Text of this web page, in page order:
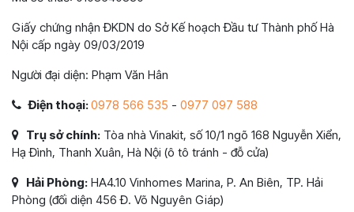
Giấy chứng nhận ĐKDN do Sở Kế hoạch Đầu tư Thành phố Hà
Nội cấp ngày 09/03/2019
Người đại diện: Phạm Văn Hân
Điện thoại:0978 566 535 - 0977 097 588
Trụ sở chính: Tòa nhà Vinakit, số 10/1 ngõ 168 Nguyễn Xiển,
Hạ Đình, Thanh Xuân, Hà Nội (ô tô tránh - đỗ cửa)
Hải Phòng: HA4.10 Vinhomes Marina, P. An Biên, TP. Hải
Phòng (đối diện 456 Đ. Võ Nguyên Giáp)